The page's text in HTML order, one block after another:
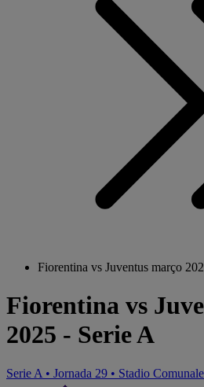
Fiorentina vs Juventus março
Fiorentina vs
2025 - Serie A
Serie A • Jornada 29 • Stadio